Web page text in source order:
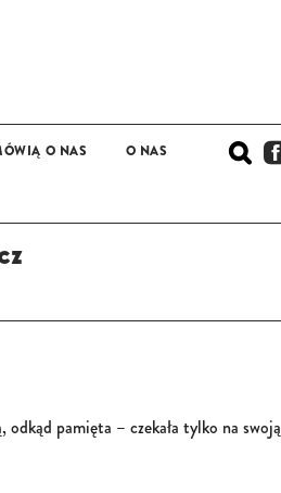
O NAS O NAS
pamięta – czekała tylko na swoją